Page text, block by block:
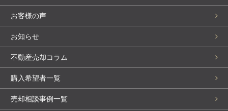
お客様の声
お知らせ
不動産売却コラム
購入希望者一覧
売却相談事例一覧